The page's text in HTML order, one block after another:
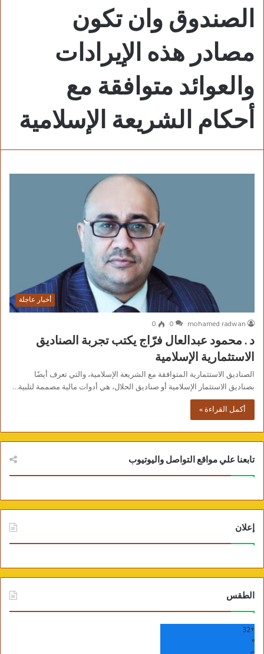
الصندوق وان تكون
مصادر هذه الإيرادات
والعوائد متوافقة مع
أحكام الشريعة الإسلامية
أخبار عاجلة
mohamed radwan
0
0
د . محمود عبدالعال فرّاج يكتب تجربة الصناديق
الاستثمارية الإسلامية
الصناديق الاستثمارية المتوافقة مع الشريعة الإسلامية، والتي تعرف أيضًا
بصناديق الاستثمار الإسلامية أو صناديق الحلال، هي أدوات مالية مصممة لتلبية…
أكمل القراءة »
تابعنا علي مواقع التواصل واليوتيوب
إعلان
الطقس
+
32
°